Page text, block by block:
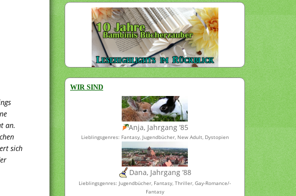
an.
sich
WIR SIND
Anja, Jahrgang ’85
Lieblingsgenres: Fantasy, Jugendbücher, New Adult, Dystopien
Dana, Jahrgang ’88
Lieblingsgenres: Jugendbücher, Fantasy, Thriller, Gay-Romance/-
Fantasy